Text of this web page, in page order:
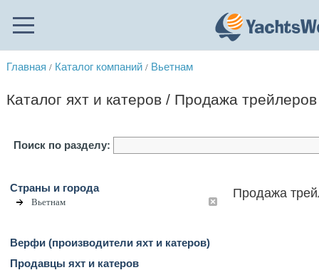
Главная / Каталог компаний / Вьетнам
Каталог яхт и катеров / Продажа
Поиск по разделу:
Страны и города
Вьетнам
Верфи (производители яхт и катеров)
Продавцы яхт и катеров
Продажа